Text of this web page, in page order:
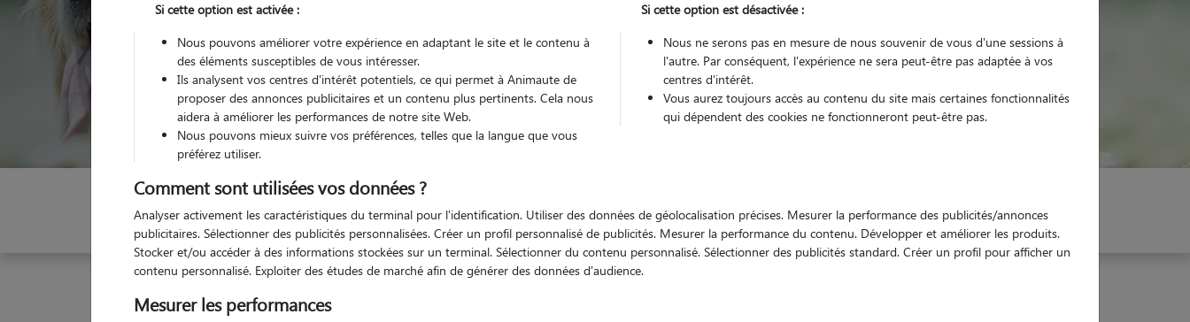
Pour quel animal ?
Trouver mon Pet Sitter
Indiquez vos dates
Si cette option est activée :
Nous pouvons améliorer votre expérience en adaptant le site et le contenu à
des éléments susceptibles de vous intéresser.
Ils analysent vos centres d'intérêt potentiels, ce qui permet à Animaute de
proposer des annonces publicitaires et un contenu plus pertinents. Cela nous
aidera à améliorer les performances de notre site Web.
Nous pouvons mieux suivre vos préférences, telles que la langue que vous
préférez utiliser.
Si cette option est désactivée :
Nous ne serons pas en mesure de nous souvenir de vous d'une sessions à
l'autre. Par conséquent, l'expérience ne sera peut-être pas adaptée à vos
centres d'intérêt.
Vous aurez toujours accès au contenu du site mais certaines fonctionnalités
qui dépendent des cookies ne fonctionneront peut-être pas.
Comment sont utilisées vos données ?
Analyser activement les caractéristiques du terminal pour l'identification. Utiliser des données de géolocalisation précises. Mesurer la performance des publicités/annonces
publicitaires. Sélectionner des publicités personnalisées. Créer un profil personnalisé de publicités. Mesurer la performance du contenu. Développer et améliorer les produits.
Stocker et/ou accéder à des informations stockées sur un terminal. Sélectionner du contenu personnalisé. Sélectionner des publicités standard. Créer un profil pour afficher un
contenu personnalisé. Exploiter des études de marché afin de générer des données d'audience.
Mesurer les performances